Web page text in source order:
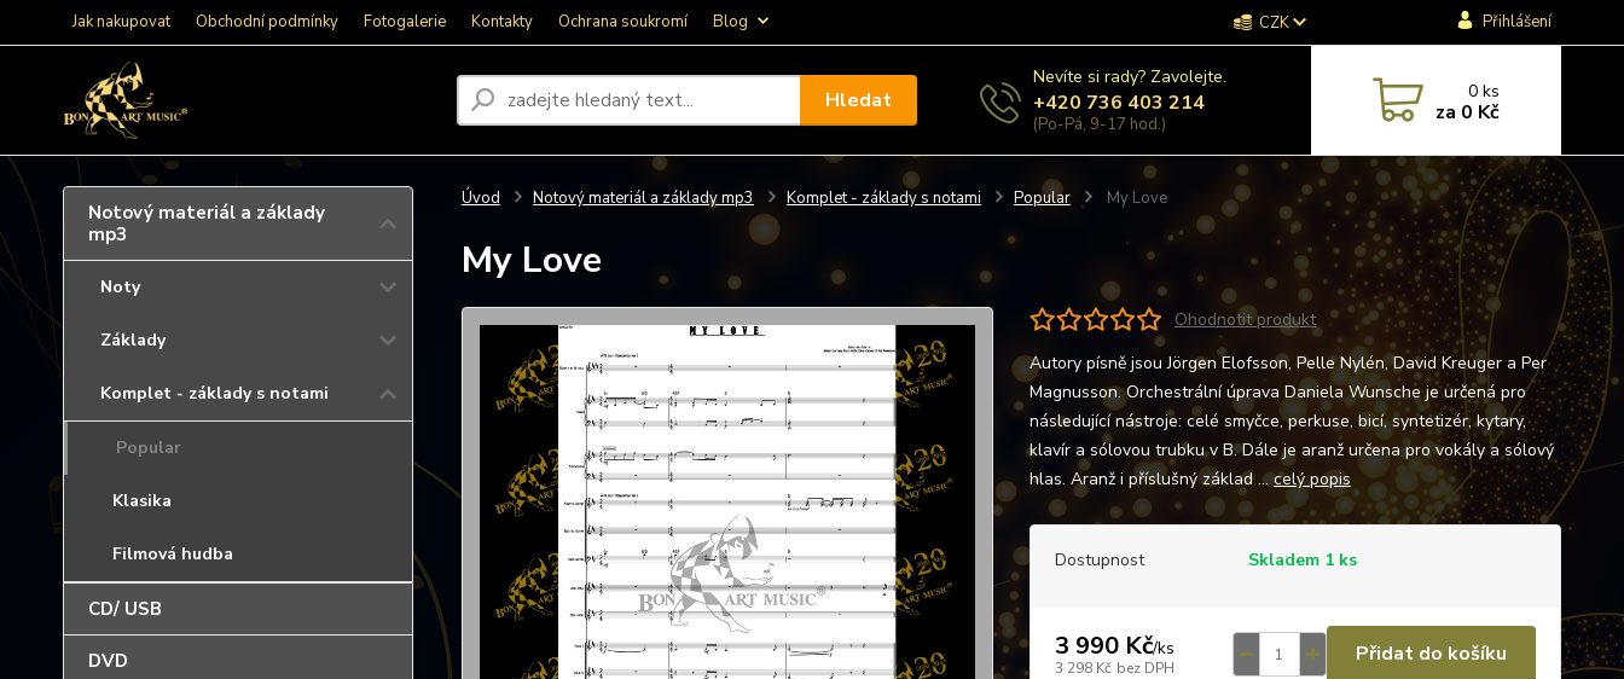
Jak nakupovat Obchodní podmínky Fotogalerie Kontakty Ochrana soukromí Blog CZK Přihlášení
Hledat
Nevíte si rady? Zavolejte.
+420 736 403 214
(Po-Pá, 9-17 hod.)
0ks
za 0 Kč
Notový materiál a základy
mp3
Noty
Základy
Komplet - základy s notami
Popular
Klasika
Filmová hudba
CD/ USB
DVD
Úvod Notový materiál a základy mp3 Komplet - základy s notami Popular My Love
My Love
Ohodnotit produkt
Autory písně jsou Jörgen Elofsson, Pelle Nylén, David Kreuger a Per
Magnusson. Orchestrální úprava Daniela Wunsche je určená pro
následující nástroje: celé smyčce, perkuse, bicí, syntetizér, kytary,
klavír a sólovou trubku v B. Dále je aranž určena pro vokály a sólový
hlas. Aranž i příslušný základ ...celý popis
Dostupnost Skladem 1 ks
3 990 Kč/ks
3 298 Kč bez DPH
Přidat do košíku